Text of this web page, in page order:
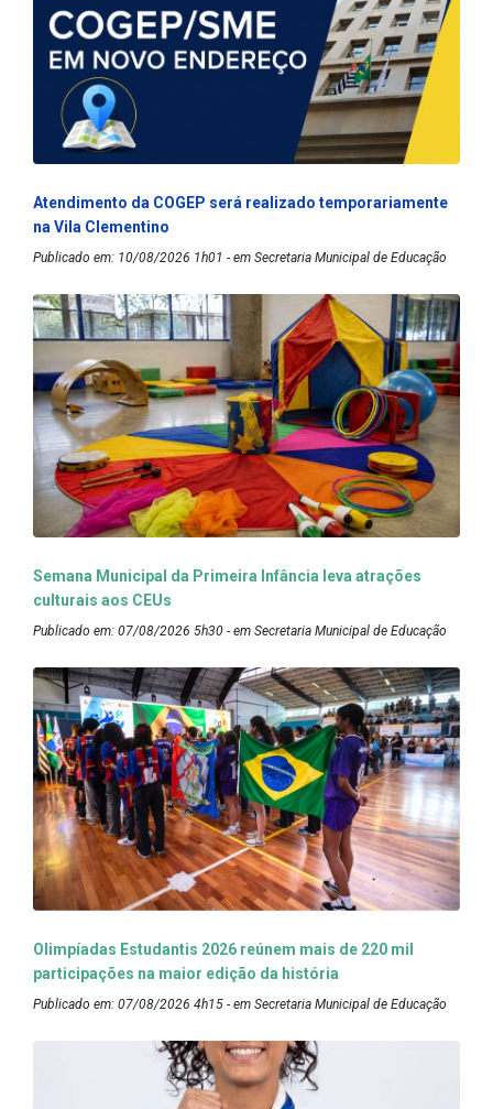
Atendimento da COGEP será realizado temporariamente
na Vila Clementino
Publicado em: 10/08/2026 1h01 - em Secretaria Municipal de Educação
Semana Municipal da Primeira Infância leva atrações
culturais aos CEUs
Publicado em: 07/08/2026 5h30 - em Secretaria Municipal de Educação
Olimpíadas Estudantis 2026 reúnem mais de 220 mil
participações na maior edição da história
Publicado em: 07/08/2026 4h15 - em Secretaria Municipal de Educação